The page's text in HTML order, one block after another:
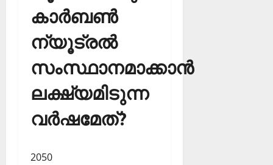
കാര്‍ബണ്‍
ന്യൂട്രല്‍
സംസ്ഥാനമാക്കാന്‍
ലക്ഷ്യമിടുന്ന
വര്‍ഷമേത്?
2050